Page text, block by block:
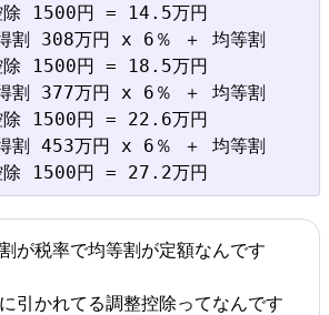
1500円 = 14.5万円
割 308万円 x 6％ ＋ 均等割
1500円 = 18.5万円
割 377万円 x 6％ ＋ 均等割
1500円 = 22.6万円
割 453万円 x 6％ ＋ 均等割
が税率で均等割が定額なんです
引かれてる調整控除ってなんです